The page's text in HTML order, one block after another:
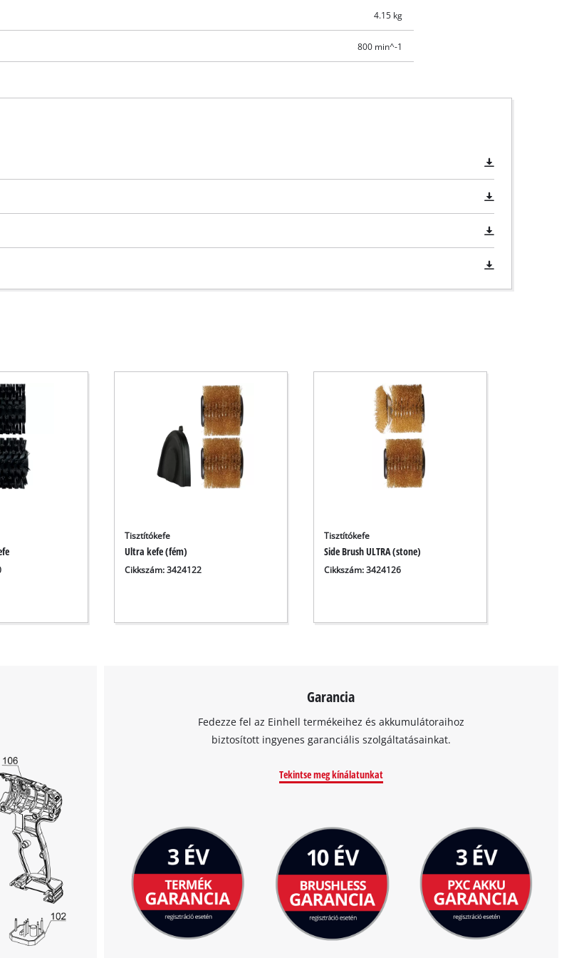
Powered byUsercentrics Consent
4.15 kg
800 min^-1
Tisztítókefe
Ultra kefe (fém)
Cikkszám: 3424122
Tisztítókefe
Side Brush ULTRA (stone)
Cikkszám: 3424126
Garancia
Fedezze fel az Einhell termékeihez és akkumulátoraihoz
biztosított ingyenes garanciális szolgáltatásainkat.
Tekintse meg kínálatunkat